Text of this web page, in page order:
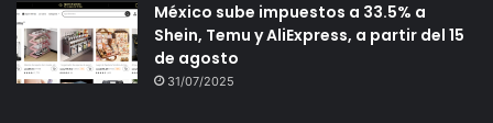
México sube impuestos a 33.5% a
Shein, Temu y AliExpress, a partir del 15
de agosto
31/07/2025